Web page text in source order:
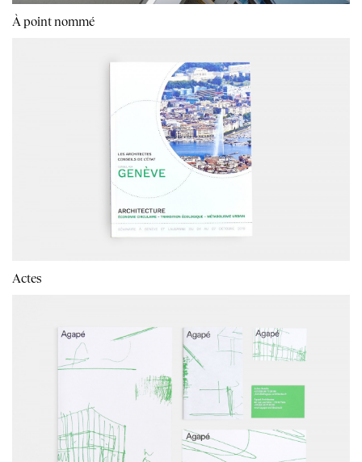
À point nommé
Actes